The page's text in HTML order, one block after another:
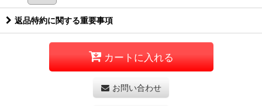
返品特約に関する重要事項
カートに入れる
お問い合わせ